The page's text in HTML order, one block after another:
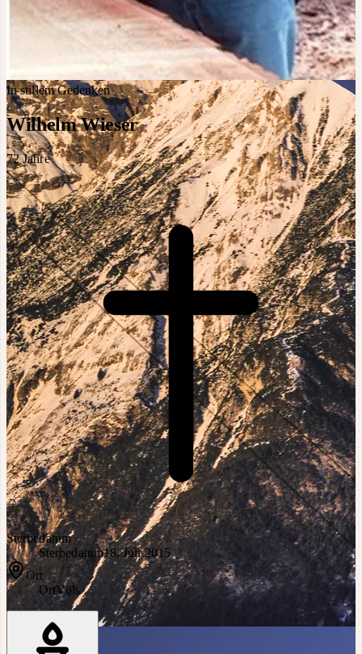
In stillem Gedenken
Wilhelm Wieser
72Jahre
Sterbedatum
Sterbedatum18. Juli 2015
Ort
OrtVöls